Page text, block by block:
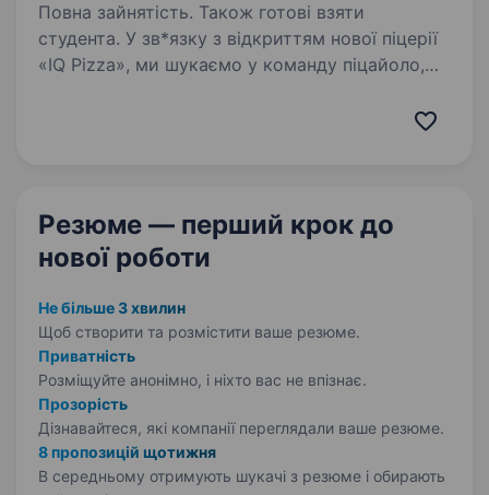
Повна зайнятість. Також готові взяти
студента. У зв*язку з відкриттям нової піцерії
«IQ Pizza», ми шукаємо у команду піцайоло,
Резюме — перший крок до
нової роботи
Не більше 3 хвилин
Щоб створити та розмістити ваше резюме.
Приватність
Розміщуйте анонімно, і ніхто вас не впізнає.
Прозорість
Дізнавайтеся, які компанії переглядали ваше резюме.
8 пропозицій щотижня
В середньому отримують шукачі з резюме і обирають